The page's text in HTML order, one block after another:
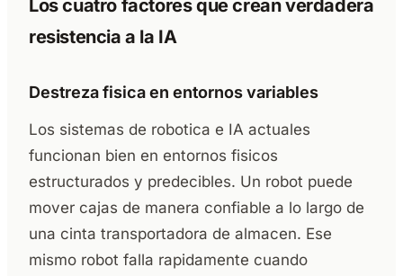
Los cuatro factores que crean verdadera
resistencia a la IA
Destreza fisica en entornos variables
Los sistemas de robotica e IA actuales
funcionan bien en entornos fisicos
estructurados y predecibles. Un robot puede
mover cajas de manera confiable a lo largo de
una cinta transportadora de almacen. Ese
mismo robot falla rapidamente cuando